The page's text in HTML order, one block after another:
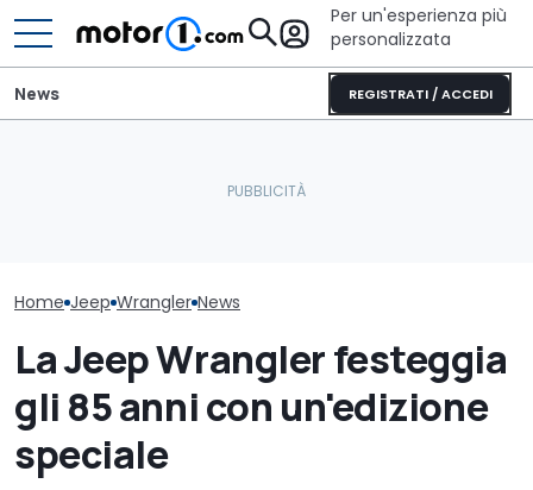
Per un'esperienza più
personalizzata
REGISTRATI / ACCEDI
News
Home Jeep Wrangler News
La Jeep Wrangler festeggia
gli 85 anni con un'edizione
speciale